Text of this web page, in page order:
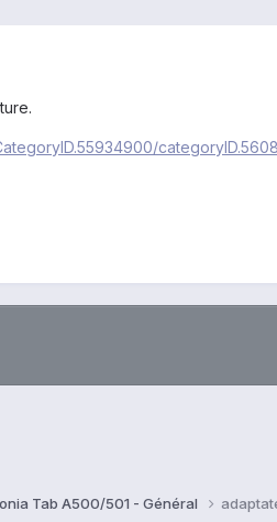
Tab A500/501 - Général